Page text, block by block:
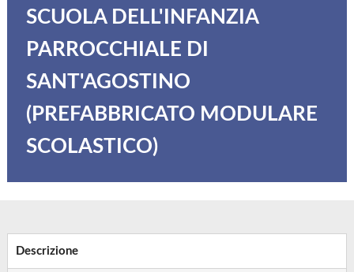
SCUOLA DELL'INFANZIA
PARROCCHIALE DI
SANT'AGOSTINO
(PREFABBRICATO MODULARE
SCOLASTICO)
Descrizione